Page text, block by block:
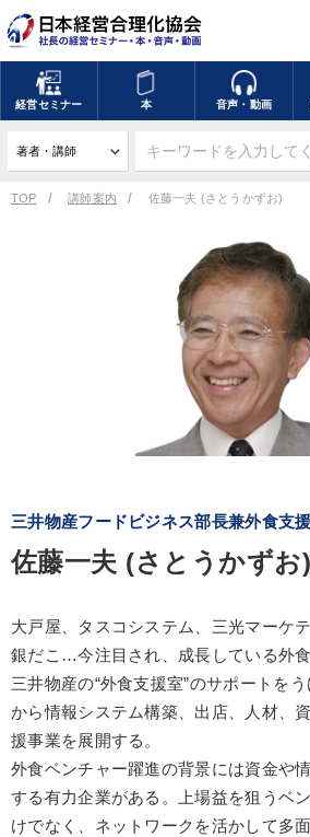
経営セミナー 本 音声・動画
TOP 講師案内 佐藤一夫 (さとうかずお)
三井物産フードビジネス部長兼外食支
佐藤一夫 (さとうかずお)
大戸屋、タスコシステム、三光マーケ
銀だこ…今注目され、成長している外
三井物産の“外食支援室”のサポートを
から情報システム構築、出店、人材、
援事業を展開する。
外食ベンチャー躍進の背景には資金や
する有力企業がある。上場益を狙うベ
けでなく、ネットワークを活かして多